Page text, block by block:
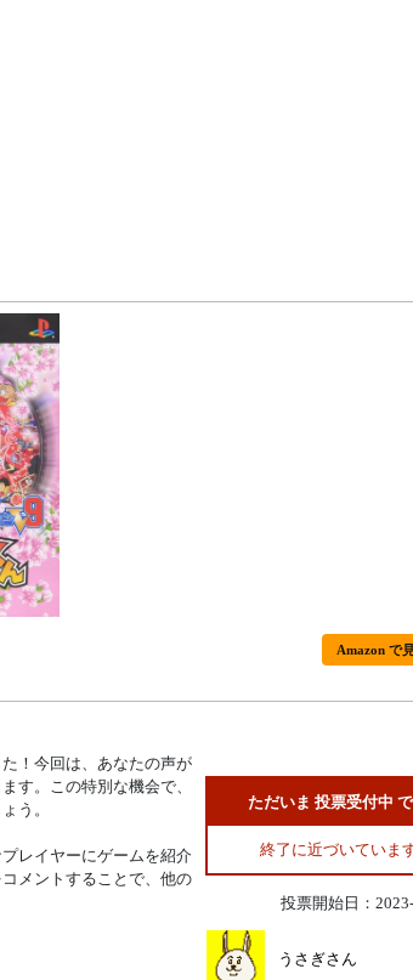
Amazon で
！今回は、あなたの声が
す。この特別な機会で、
う。
レイヤーにゲームを紹介
メントすることで、他の
ただいま 投票受付中
終了に近づいていま
投票開始日：
うさぎさん